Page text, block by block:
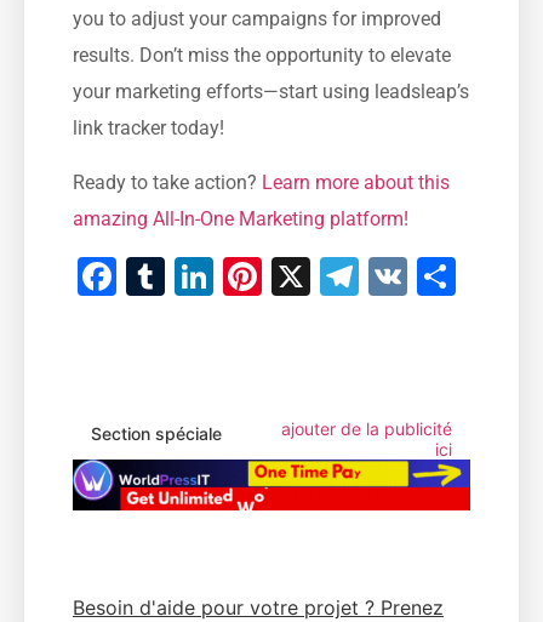
you to adjust your campaigns for improved
results. Don’t miss the opportunity to elevate‌
your marketing efforts—start using leadsleap’s
link tracker today!
Ready to take⁢ action? Learn more about this
amazing All-In-One Marketing platform!
Facebook
Tumblr
LinkedIn
Pinterest
X Telegram
VK
Section spéciale
ajouter de la publicité
ici
Besoin d'aide pour votre projet ? Prenez